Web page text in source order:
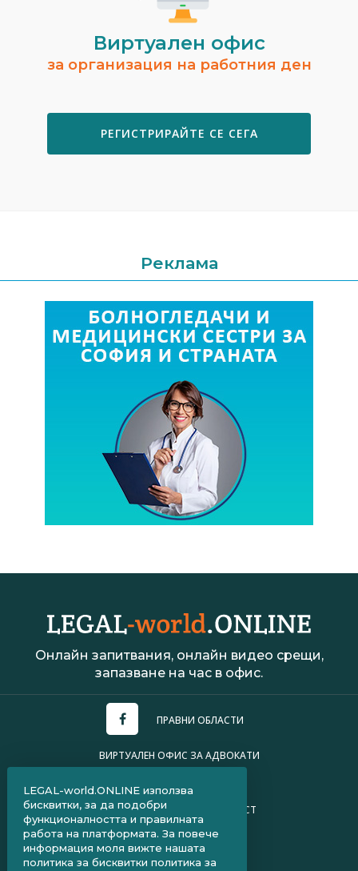
Виртуален офис
за организация на работния ден
РЕГИСТРИРАЙТЕ СЕ СЕГА
Реклама
Онлайн запитвания, онлайн видео срещи,
запазване на час в офис.
ПРАВНИ ОБЛАСТИ
ВИРТУАЛЕН ОФИС ЗА АДВОКАТИ
ПОЛИТИКА ЗА ПОВЕРИТЕЛНОСТ
ЧЗВ ЗА КЛИЕНТИ
ЧЗВ ЗА АДВОКАТИ
LEGAL-world.ONLINE използва
бисквитки, за да подобри
функционалността и правилната
работа на платформата. За повече
информация моля вижте нашата
политика за бисквитки политика за